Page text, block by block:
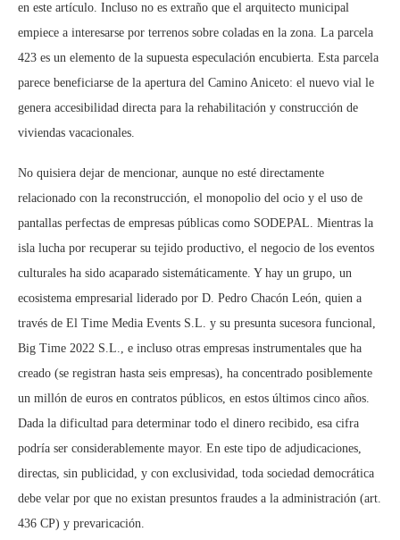
en este artículo. Incluso no es extraño que el arquitecto municipal
empiece a interesarse por terrenos sobre coladas en la zona. La parcela
423 es un elemento de la supuesta especulación encubierta. Esta parcela
parece beneficiarse de la apertura del Camino Aniceto: el nuevo vial le
genera accesibilidad directa para la rehabilitación y construcción de
viviendas vacacionales.
No quisiera dejar de mencionar, aunque no esté directamente
relacionado con la reconstrucción, el monopolio del ocio y el uso de
pantallas perfectas de empresas públicas como SODEPAL. Mientras la
isla lucha por recuperar su tejido productivo, el negocio de los eventos
culturales ha sido acaparado sistemáticamente. Y hay un grupo, un
ecosistema empresarial liderado por D. Pedro Chacón León, quien a
través de El Time Media Events S.L. y su presunta sucesora funcional,
Big Time 2022 S.L., e incluso otras empresas instrumentales que ha
creado (se registran hasta seis empresas), ha concentrado posiblemente
un millón de euros en contratos públicos, en estos últimos cinco años.
Dada la dificultad para determinar todo el dinero recibido, esa cifra
podría ser considerablemente mayor. En este tipo de adjudicaciones,
directas, sin publicidad, y con exclusividad, toda sociedad democrática
debe velar por que no existan presuntos fraudes a la administración (art.
436 CP) y prevaricación.